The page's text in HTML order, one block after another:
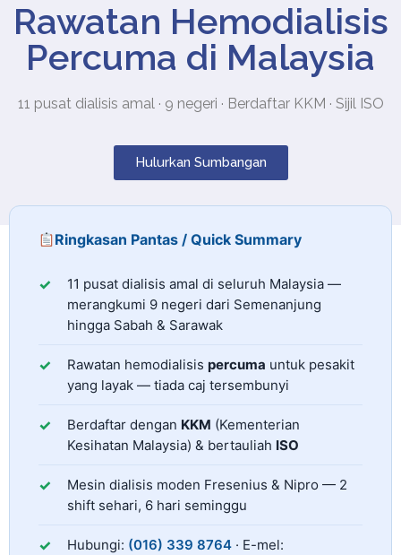
Rawatan Hemodialisis
Percuma di Malaysia
11 pusat dialisis amal · 9 negeri · Berdaftar KKM · Sijil ISO
Hulurkan Sumbangan
Ringkasan Pantas / Quick Summary
MaaEdicare mengoperasikan 11 pusat dialisis
Jumlah Pusat
11 pusat dialisis amal di seluruh Malaysia —
merangkumi 9 negeri dari Semenanjung
hingga Sabah & Sarawak
Kos Rawatan
Rawatan hemodialisis percuma untuk pesakit
yang layak — tiada caj tersembunyi
Kelayakan
Berdaftar dengan KKM (Kementerian
Kesihatan Malaysia) & bertauliah ISO
Peralatan
Mesin dialisis moden Fresenius & Nipro — 2
shift sehari, 6 hari seminggu
Hubungi
Hubungi: (016) 339 8764 · E-mel: